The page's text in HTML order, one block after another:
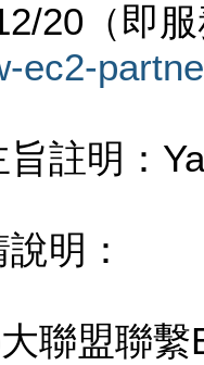
20（即
ec2-
註明：
明：
聯盟聯